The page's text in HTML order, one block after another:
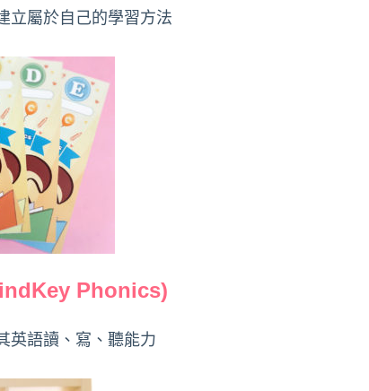
立屬於自己的學習方法
Phonics)
英語讀、寫、聽能力